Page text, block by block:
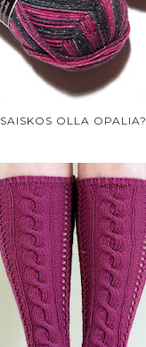
SAISKOS OLLA OPALIA?